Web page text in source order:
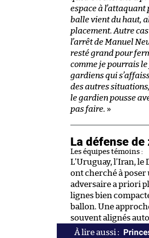
espace à
balle vient du haut,
placement. Autre
l’arrêt de Manuel
resté grand pour
comme je pourrais
gardiens qui
des autres
le gardien pousse
pas faire. »
La défense de
Les équipes témoins :
L’Uruguay, l’Iran, le
ont cherché à poser
adversaire a priori
lignes bien
ballon. Une
souvent alignés